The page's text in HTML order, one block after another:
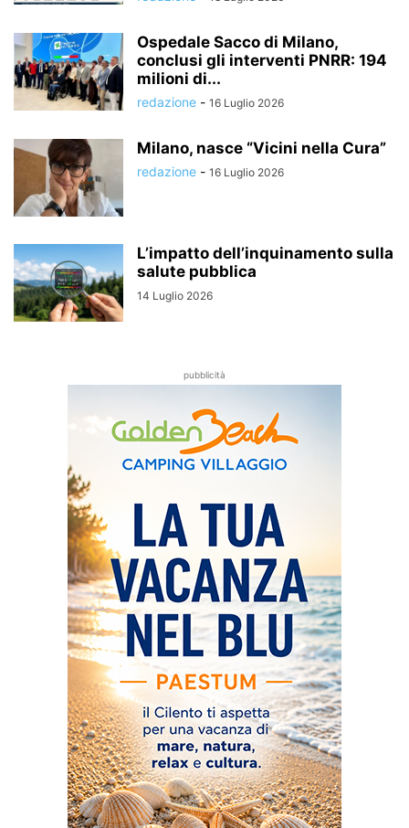
Ospedale Sacco di Milano,
conclusi gli interventi PNRR: 194
milioni di...
redazione - 16 Luglio 2026
Milano, nasce “Vicini nella Cura”
redazione - 16 Luglio 2026
L’impatto dell’inquinamento sulla
salute pubblica
14 Luglio 2026
pubblicità